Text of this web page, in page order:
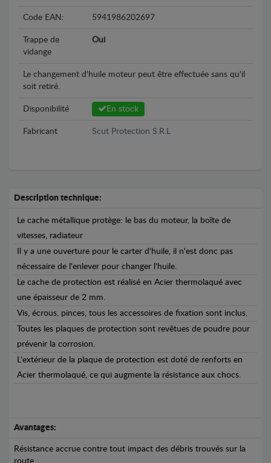
Code EAN: 5941986202697
Trappe de
vidange
Oui
Le changement d'huile moteur peut être effectuée sans qu'il
soit retiré.
Disponibilité En stock
Fabricant Scut Protection S.R.L
Description technique:
Le cache métallique protège: le bas du moteur, la boîte de
vitesses, radiateur
Il y a une ouverture pour le carter d'huile, il n'est donc pas
nécessaire de l'enlever pour changer l'huile.
Le cache de protection est réalisé en Acier thermolaqué avec
une épaisseur de 2 mm.
Vis, écrous, pinces, tous les accessoires de fixation sont inclus.
Toutes les plaques de protection sont revêtues de poudre pour
prévenir la corrosion.
L'extérieur de la plaque de protection est doté de renforts en
Acier thermolaqué, ce qui augmente la résistance aux chocs.
Avantages:
Résistance accrue contre tout impact des débris trouvés sur la
route.